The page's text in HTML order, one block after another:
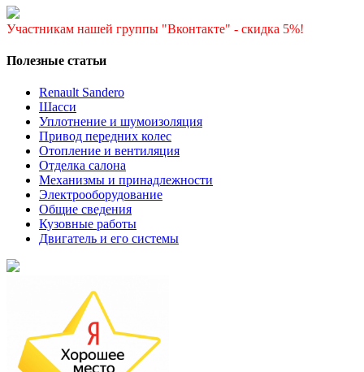
Участникам нашей группы "Вконтакте" - скидка 5%!
Полезные статьи
Renault Sandero
Шасси
Уплотнение и шумоизоляция
Привод передних колес
Отопление и вентиляция
Отделка салона
Механизмы и принадлежности
Электрооборудование
Общие сведения
Кузовные работы
Двигатель и его системы